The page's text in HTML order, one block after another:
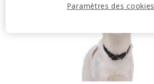
Paramètres des cookies